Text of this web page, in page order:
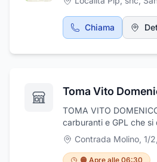
Chiama
Toma Vito
TOMA VITO
carburanti e GPL che si
regione per la sua
esperienza. È
che per le aziende
Contrada Molino, 1/2
🟠 Apre alle 06:30